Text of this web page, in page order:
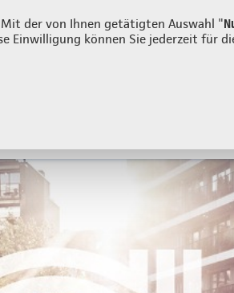
der von Ihnen getätigten Auswahl "
Einwilligung können Sie jederzeit für